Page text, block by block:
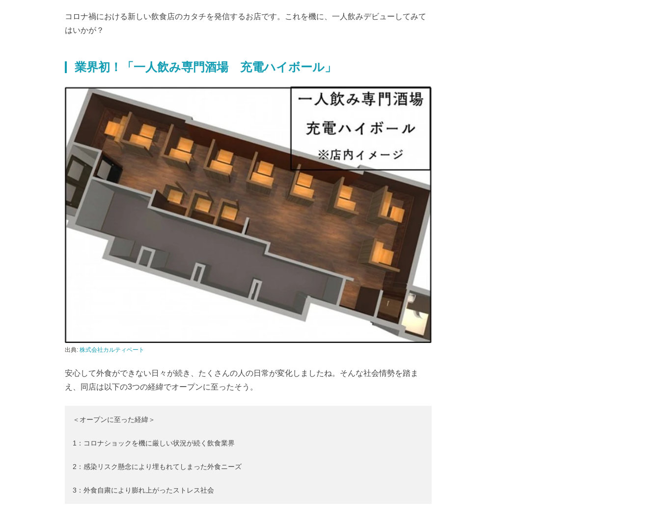
コロナ禍における新しい飲食店のカタチを発信するお店です。これを機に、一人飲みデビューしてみて
はいかが？
業界初！「一人飲み専門酒場 充電ハイボール」
出典: 株式会社カルティベート
安心して外食ができない日々が続き、たくさんの人の日常が変化しましたね。そんな社会情勢を踏ま
え、同店は以下の3つの経緯でオープンに至ったそう。
＜オープンに至った経緯＞
1：コロナショックを機に厳しい状況が続く飲食業界
2：感染リスク懸念により埋もれてしまった外食ニーズ
3：外食自粛により膨れ上がったストレス社会